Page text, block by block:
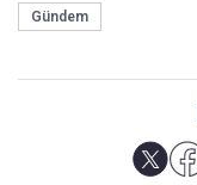
Gündem